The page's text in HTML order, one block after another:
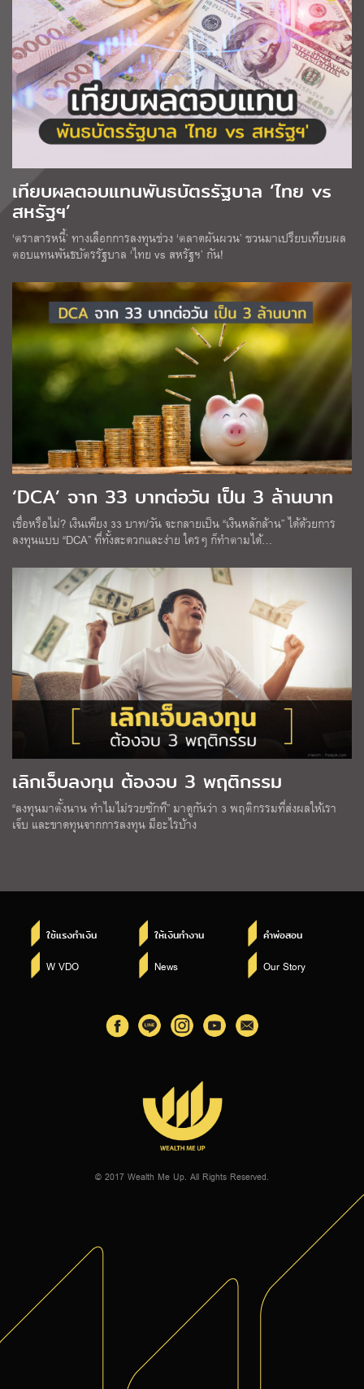
เทียบผลตอบแทนพันธบัตรรัฐบาล ‘ไทย vs
สหรัฐฯ’
‘ตราสารหนี้’ ทางเลือกการลงทุนช่วง ‘ตลาดผันผวน’ ชวนมาเปรียบเทียบผล
ตอบแทนพันธบัตรรัฐบาล ‘ไทย vs สหรัฐฯ’ กัน!
‘DCA’ จาก 33 บาทต่อวัน เป็น 3 ล้านบาท
เชื่อหรือไม่? เงินเพียง 33 บาท/วัน จะกลายเป็น “เงินหลักล้าน” ได้ด้วยการ
ลงทุนแบบ “DCA” ที่ทั้งสะดวกและง่าย ใครๆ ก็ทำตามได้…
เลิกเจ็บลงทุน ต้องจบ 3 พฤติกรรม
“ลงทุนมาตั้งนาน ทำไมไม่รวยซักที” มาดูกันว่า 3 พฤติกรรมที่ส่งผลให้เรา
เจ็บ และขาดทุนจากการลงทุน มีอะไรบ้าง
ใช้แรงทำเงิน ให้เงินทำงาน คำพ่อสอน
W VDO News Our Story
© 2017 Wealth Me Up. All Rights Reserved.